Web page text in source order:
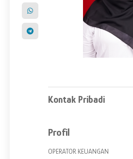
Kontak Pribadi
Profil
OPERATOR KEUANGAN